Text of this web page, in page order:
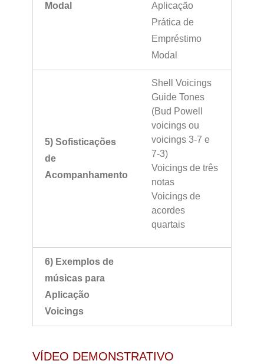
Modal
Aplicação
Prática de
Empréstimo
Modal
5) Sofisticações
de
Acompanhamento
Shell Voicings
Guide Tones
(Bud Powell
voicings ou
voicings 3-7 e
7-3)
Voicings de três
notas
Voicings de
acordes
quartais
6) Exemplos de
músicas para
Aplicação
Voicings
VÍDEO DEMONSTRATIVO